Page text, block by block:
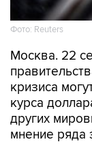
Фото: Reuters
Москва. 22
кризиса
курса
других
мнение ряда